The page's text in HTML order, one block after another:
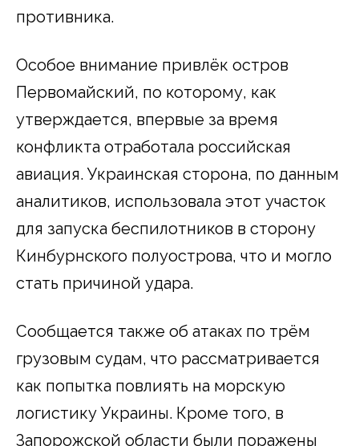
противника.
Особое внимание привлёк остров
Первомайский, по которому, как
утверждается, впервые за время
конфликта отработала российская
авиация. Украинская сторона, по данным
аналитиков, использовала этот участок
для запуска беспилотников в сторону
Кинбурнского полуострова, что и могло
стать причиной удара.
Сообщается также об атаках по трём
грузовым судам, что рассматривается
как попытка повлиять на морскую
логистику Украины. Кроме того, в
Запорожской области были поражены